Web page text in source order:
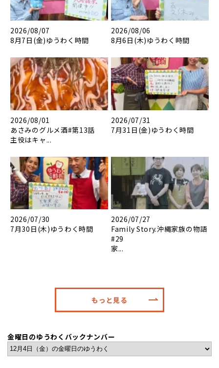
2026/08/07
8月7日(金)ゆうわく時間
2026/08/06
8月6日(木)ゆうわく時間
2026/08/01
あさみのグルメ酒#第13話
主役はキャ...
2026/07/31
7月31日(金)ゆうわく時間
2026/07/30
7月30日(木)ゆうわく時間
2026/07/27
Family Story.沖縄家族の物語
#29
家...
もっと見る
金曜日のゆうわくバックナンバー